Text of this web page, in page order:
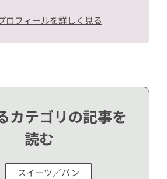
ロフィールを詳しく見る
カテゴリの記事を
読む
スイーツ／パン